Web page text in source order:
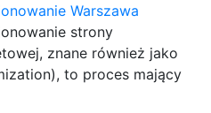
Warszawa
strony
znane również jako
to proces mający